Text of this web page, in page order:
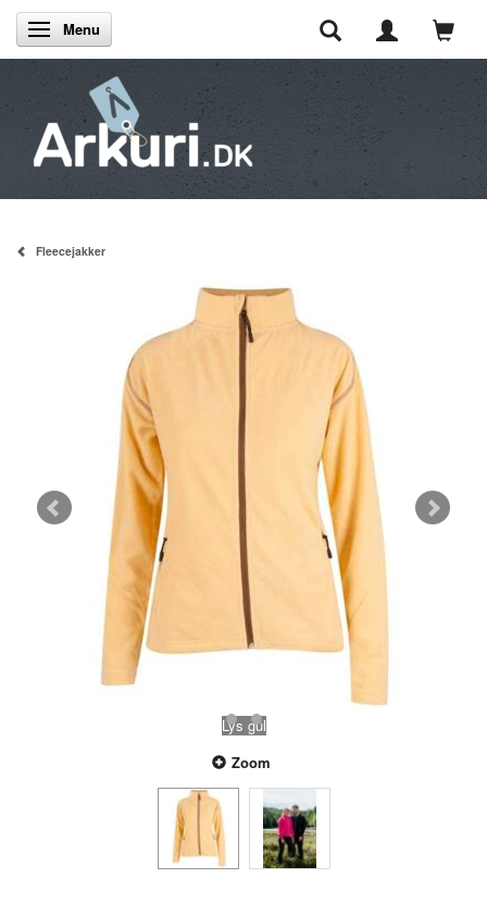
Skifte navigation
Menu
Fleecejakker
Lys gul
Zoom